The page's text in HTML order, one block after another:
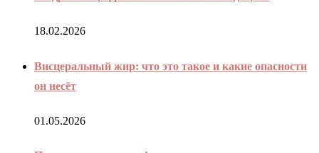
18.02.2026
Висцеральный жир: что это такое и какие опасности
он несёт
01.05.2026